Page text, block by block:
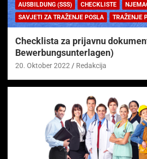
AUSBILDUNG (SSS) CHECKLISTE
SAVJETI ZA TRAŽENJE POSLA
TRAŽENJE
Checklista za prijavnu
Bewerbungsunterlagen)
20. Oktober 2022 Redakcija